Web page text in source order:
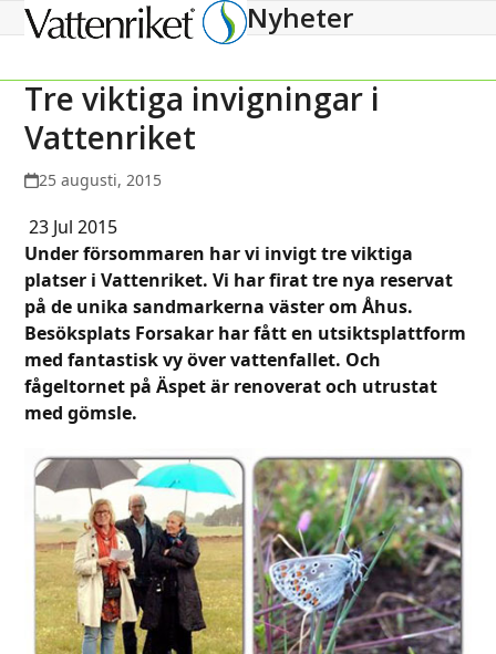
Open
menu
Close
menu
Nyheter
Tre viktiga invigningar i
Vattenriket
25 augusti, 2015
23 Jul 2015
Under försommaren har vi invigt tre viktiga
platser i Vattenriket. Vi har firat tre nya reservat
på de unika sandmarkerna väster om Åhus.
Besöksplats Forsakar har fått en utsiktsplattform
med fantastisk vy över vattenfallet. Och
fågeltornet på Äspet är renoverat och utrustat
med gömsle.